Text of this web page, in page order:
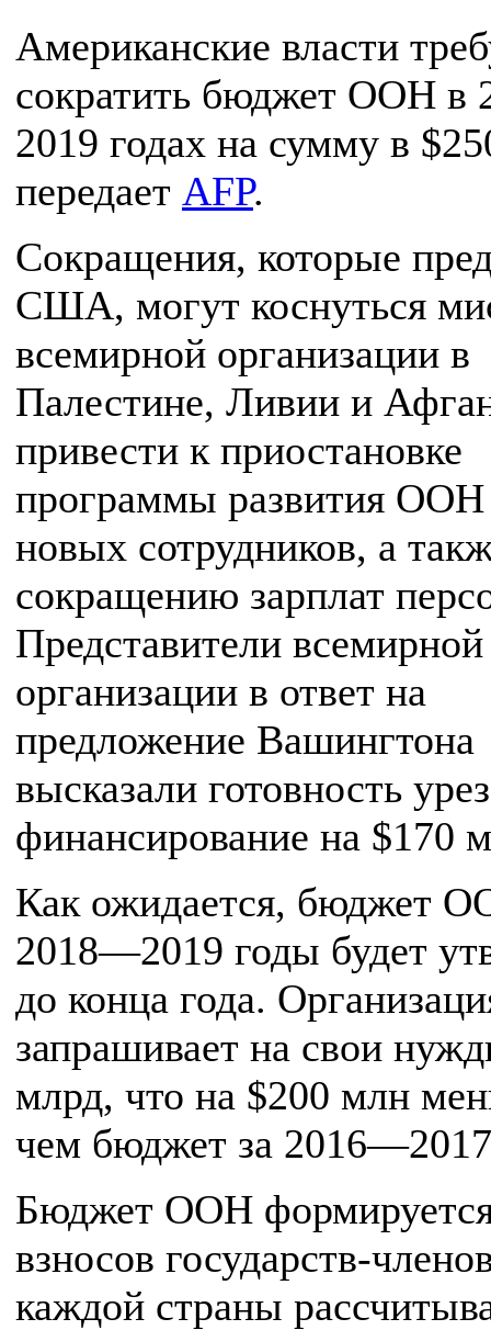
Американские власти
сократить бюджет ООН в
2019 годах на сумму в
передает AFP.
Сокращения, которые
США, могут коснуться
всемирной организации в
Палестине, Ливии и
привести к приостановке
программы развития
новых сотрудников, а
сокращению зарплат
Представители всемирной
организации в ответ на
предложение Вашингтона
высказали готовность
финансирование на $170
Как ожидается, бюджет
2018—2019 годы будет
до конца года.
запрашивает на свои
млрд, что на $200 млн
чем бюджет за
Бюджет ООН формируется
взносов государств-
каждой страны